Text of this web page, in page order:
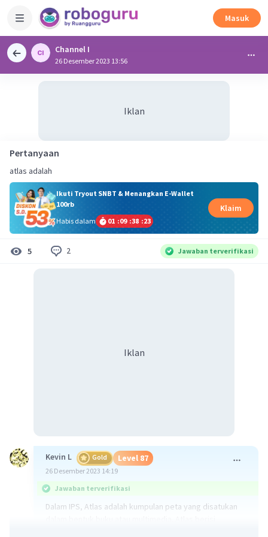
Masuk
Channel I
26 Desember 2023 13:56
Iklan
Pertanyaan
atlas adalah
Ikuti Tryout SNBT & Menangkan E-Wallet
100rb
Habis dalam
01 :09 :38 :22
Klaim
5 2 Jawaban terverifikasi
Iklan
Kevin L Gold Level 87
26 Desember 2023 14:19
Jawaban terverifikasi
Dalam IPS, Atlas adalah kumpulan peta yang disatukan